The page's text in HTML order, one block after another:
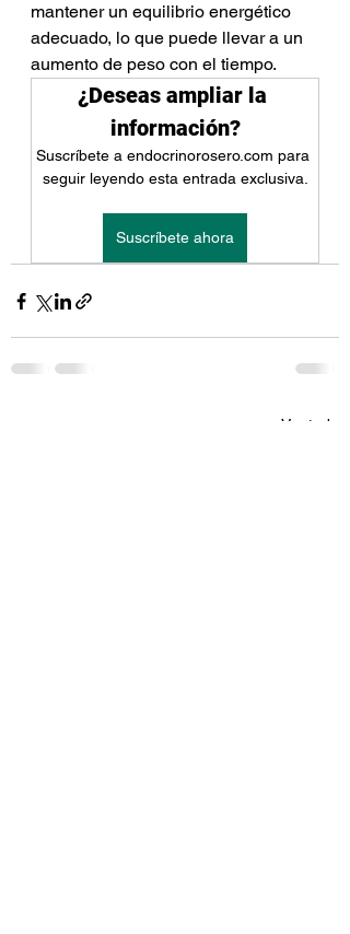
mantener un equilibrio energético
adecuado, lo que puede llevar a un
aumento de peso con el tiempo.
¿Deseas ampliar la
información?
Suscríbete a endocrinorosero.com para
seguir leyendo esta entrada exclusiva.
Suscríbete ahora
Ver todo